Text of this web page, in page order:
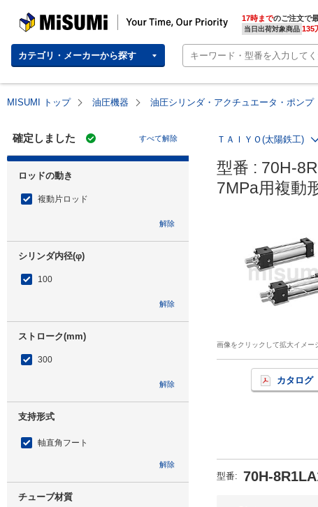
MISUMI | Your Time, Our Priority 17時までのご注文で
当日出荷対象商品 135
カテゴリ・メーカーから探す
MISUMI トップ 油圧機器 油圧シリンダ・アクチュエータ・ポンプ
確定しました すべて解除
ロッドの動き
複動片ロッド
解除
シリンダ内径(φ)
100
解除
ストローク(mm)
300
解除
支持形式
軸直角フート
解除
チューブ材質
ＴＡＩＹＯ(太陽鉄工)
型番 : 70H-
7MPa用複動
画像をクリックして拡大イメー
カタログ
型番: 70H-